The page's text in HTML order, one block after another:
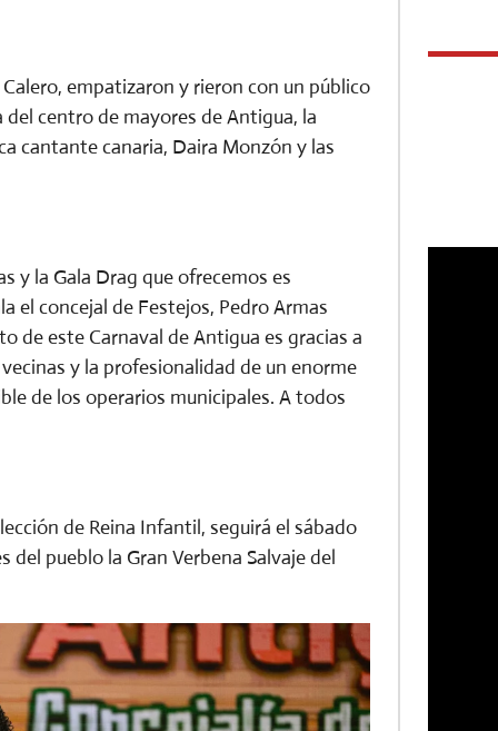
empatizaron y rieron con un público
centro de mayores de Antigua, la
cantante canaria, Daira Monzón y las
y la Gala Drag que ofrecemos es
el concejal de Festejos, Pedro Armas
de este Carnaval de Antigua es gracias a
y la profesionalidad de un enorme
de los operarios municipales. A todos
de Reina Infantil, seguirá el sábado
del pueblo la Gran Verbena Salvaje del